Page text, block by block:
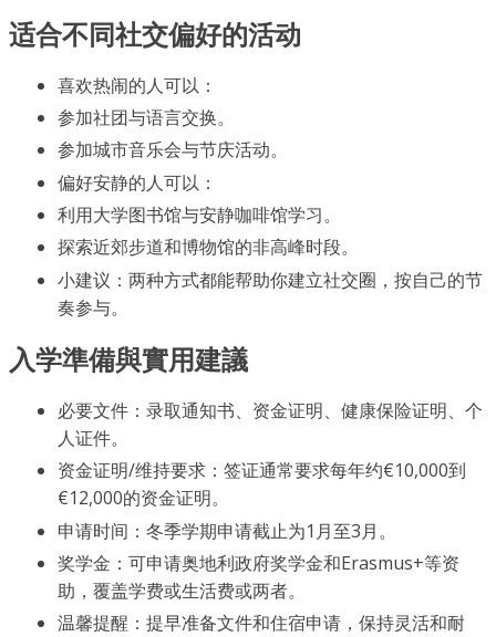
适合不同社交偏好的活动
喜欢热闹的人可以：
参加社团与语言交换。
参加城市音乐会与节庆活动。
偏好安静的人可以：
利用大学图书馆与安静咖啡馆学习。
探索近郊步道和博物馆的非高峰时段。
小建议：两种方式都能帮助你建立社交圈，按自己的节
奏参与。
入学準備與實用建議
必要文件：录取通知书、资金证明、健康保险证明、个
人证件。
资金证明/维持要求：签证通常要求每年约€10,000到
€12,000的资金证明。
申请时间：冬季学期申请截止为1月至3月。
奖学金：可申请奥地利政府奖学金和Erasmus+等资
助，覆盖学费或生活费或两者。
温馨提醒：提早准备文件和住宿申请，保持灵活和耐